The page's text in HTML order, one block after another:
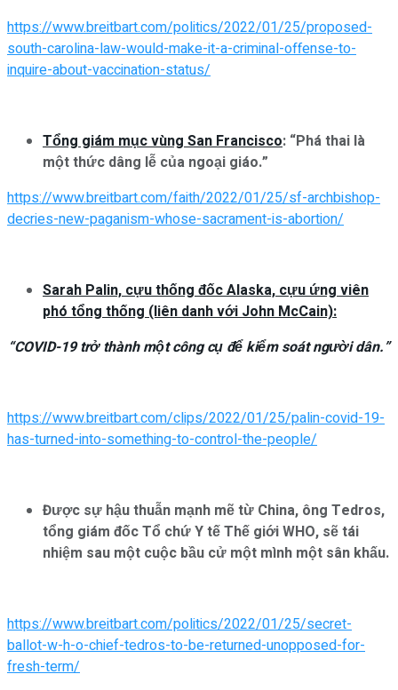
https://www.breitbart.com/politics/2022/01/25/proposed-
south-carolina-law-would-make-it-a-criminal-offense-to-
inquire-about-vaccination-status/
Tổng giám mục vùng San Francisco: “Phá thai là
một thức dâng lễ của ngoại giáo.”
https://www.breitbart.com/faith/2022/01/25/sf-archbishop-
decries-new-paganism-whose-sacrament-is-abortion/
Sarah Palin, cựu thống đốc Alaska, cựu ứng viên
phó tổng thống (liên danh với John McCain):
“COVID-19 trở thành một công cụ để kiểm soát người dân.”
https://www.breitbart.com/clips/2022/01/25/palin-covid-19-
has-turned-into-something-to-control-the-people/
Được sự hậu thuẫn mạnh mẽ từ China, ông Tedros,
tổng giám đốc Tổ chứ Y tế Thế giới WHO, sẽ tái
nhiệm sau một cuộc bầu cử một mình một sân khấu.
https://www.breitbart.com/politics/2022/01/25/secret-
ballot-w-h-o-chief-tedros-to-be-returned-unopposed-for-
fresh-term/